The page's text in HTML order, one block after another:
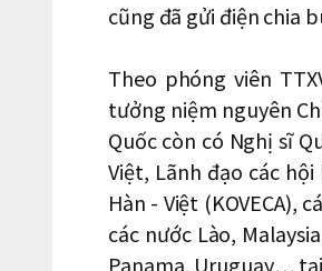
cũng đã gửi điện chia
Theo phóng viên
tưởng niệm nguyên
Quốc còn có Nghị sĩ
Việt, Lãnh đạo các
Hàn - Việt (KOVECA),
các nước Lào,
Panama, Uruguay…